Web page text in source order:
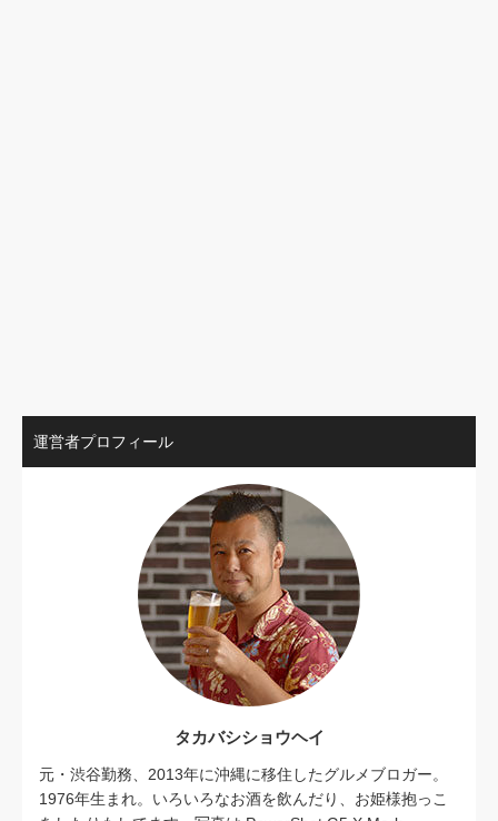
運営者プロフィール
タカバシショウヘイ
元・渋谷勤務、2013年に沖縄に移住したグルメブロガー。
1976年生まれ。いろいろなお酒を飲んだり、お姫様抱っこ